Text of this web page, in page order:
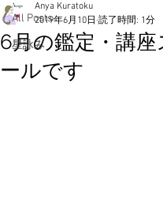
All Posts
星詠み
6月の鑑定・講座
ールです
Anya Kuratoku
2019年6月10日 読了時間: 1分